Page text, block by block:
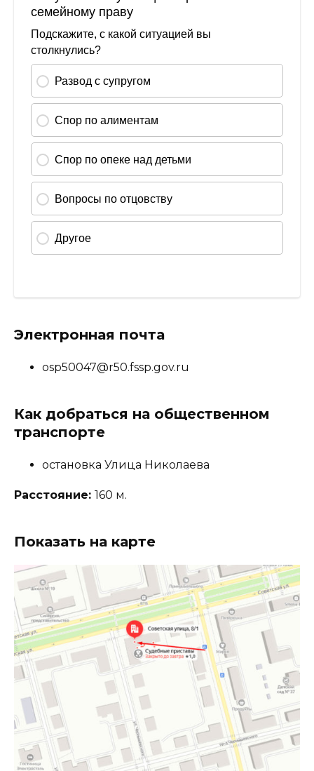
Электронная почта
osp50047@r50.fssp.gov.ru
Как добраться на общественном
транспорте
остановка Улица Николаева
Расстояние: 160 м.
Показать на карте